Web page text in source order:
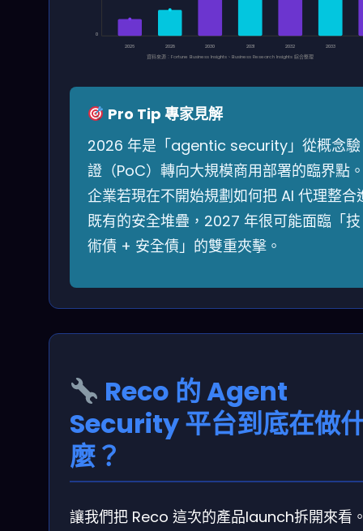
0
2026 2028 2030 2031 2032
2033
資料來源：Fortune Business Insights、Business Research Insights 綜合整理
Pro Tip 專家見解
2026 年是「agentic security」從概念驗
證（PoC）轉向大規模商用部署的臨界點
企業若現在不開始規劃如何把 AI 代理整合
既有的安全堆疊，2027 年很可能面臨「技
術債 + 安全債」的雙重夾擊。
Reco 的 Agent
Security 平台到底在做
麼？
讓我們把 Reco 這次的產品launch拆開來看